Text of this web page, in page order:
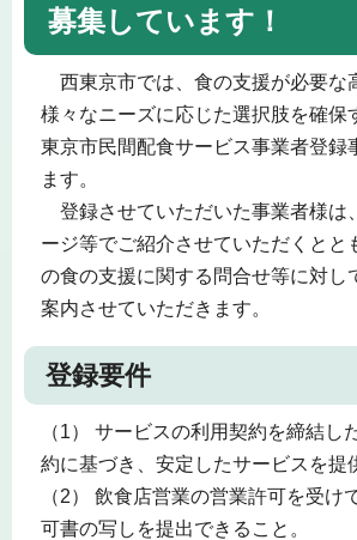
募集しています！
西東京市では、食の支援が必要な
様々なニーズに応じた選択肢を確保
東京市民間配食サービス事業者登録
ます。
登録させていただいた事業者様は
ージ等でご紹介させていただくとと
の食の支援に関する問合せ等に対し
案内させていただきます。
登録要件
（1） サービスの利用契約を締結し
約に基づき、安定したサービスを提
（2） 飲食店営業の営業許可を受け
可書の写しを提出できること。